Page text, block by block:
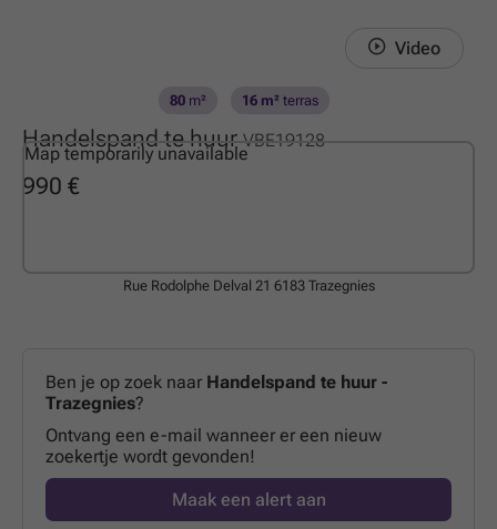
Handelspand te huur VBE19128
990 €
Video
80 m² 16 m² terras
Map temporarily unavailable
Rue Rodolphe Delval 21 6183 Trazegnies
Ben je op zoek naar Handelspand te huur -
Trazegnies?
Ontvang een e-mail wanneer er een nieuw
zoekertje wordt gevonden!
Maak een alert aan